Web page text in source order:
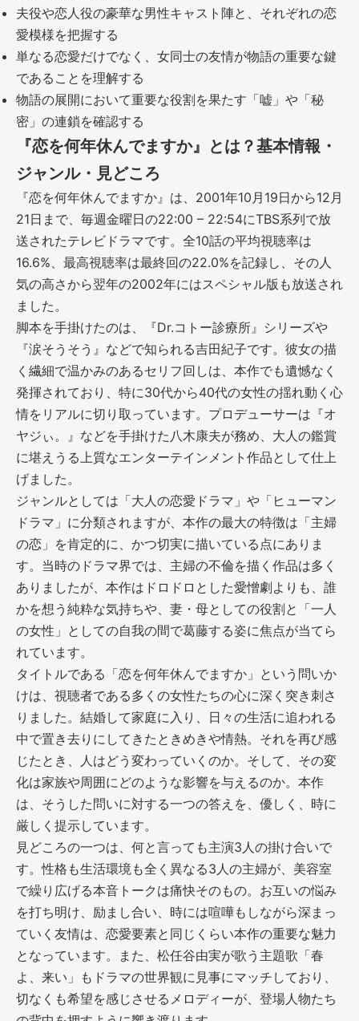
夫役や恋人役の豪華な男性キャスト陣と、それぞれの恋
愛模様を把握する
単なる恋愛だけでなく、女同士の友情が物語の重要な鍵
であることを理解する
物語の展開において重要な役割を果たす「嘘」や「秘
密」の連鎖を確認する
『恋を何年休んでますか』とは？基本情報・
ジャンル・見どころ
『恋を何年休んでますか』は、2001年10月19日から12月
21日まで、毎週金曜日の22:00 – 22:54にTBS系列で放
送されたテレビドラマです。全10話の平均視聴率は
16.6%、最高視聴率は最終回の22.0%を記録し、その人
気の高さから翌年の2002年にはスペシャル版も放送され
ました。
脚本を手掛けたのは、『Dr.コトー診療所』シリーズや
『涙そうそう』などで知られる吉田紀子です。彼女の描
く繊細で温かみのあるセリフ回しは、本作でも遺憾なく
発揮されており、特に30代から40代の女性の揺れ動く心
情をリアルに切り取っています。プロデューサーは『オ
ヤジぃ。』などを手掛けた八木康夫が務め、大人の鑑賞
に堪えうる上質なエンターテインメント作品として仕上
げました。
ジャンルとしては「大人の恋愛ドラマ」や「ヒューマン
ドラマ」に分類されますが、本作の最大の特徴は「主婦
の恋」を肯定的に、かつ切実に描いている点にありま
す。当時のドラマ界では、主婦の不倫を描く作品は多く
ありましたが、本作はドロドロとした愛憎劇よりも、誰
かを想う純粋な気持ちや、妻・母としての役割と「一人
の女性」としての自我の間で葛藤する姿に焦点が当てら
れています。
タイトルである「恋を何年休んでますか」という問いか
けは、視聴者である多くの女性たちの心に深く突き刺さ
りました。結婚して家庭に入り、日々の生活に追われる
中で置き去りにしてきたときめきや情熱。それを再び感
じたとき、人はどう変わっていくのか。そして、その変
化は家族や周囲にどのような影響を与えるのか。本作
は、そうした問いに対する一つの答えを、優しく、時に
厳しく提示しています。
見どころの一つは、何と言っても主演3人の掛け合いで
す。性格も生活環境も全く異なる3人の主婦が、美容室
で繰り広げる本音トークは痛快そのもの。お互いの悩み
を打ち明け、励まし合い、時には喧嘩もしながら深まっ
ていく友情は、恋愛要素と同じくらい本作の重要な魅力
となっています。また、松任谷由実が歌う主題歌「春
よ、来い」もドラマの世界観に見事にマッチしており、
切なくも希望を感じさせるメロディーが、登場人物たち